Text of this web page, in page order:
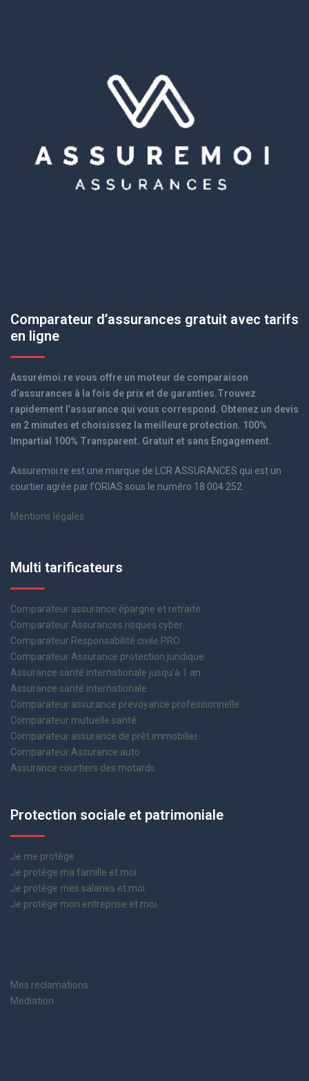
Comparateur d’assurances gratuit avec tarifs
en ligne
Assurémoi.re vous offre un moteur de comparaison
d’assurances à la fois de prix et de garanties.Trouvez
rapidement l’assurance qui vous correspond. Obtenez un devis
en 2 minutes et choisissez la meilleure protection. 100%
Impartial 100% Transparent. Gratuit et sans Engagement.
Assuremoi.re est une marque de LCR ASSURANCES qui est un
courtier agrée par l’ORIAS sous le numéro 18 004 252
Mentions légales
Multi tarificateurs
Comparateur assurance épargne et retraite
Comparateur Assurances risques cyber
Comparateur Responsabilité civile PRO
Comparateur Assurance protection juridique
Assurance santé internationale jusqu’à 1 an
Assurance santé internationale
Comparateur assurance prévoyance professionnelle
Comparateur mutuelle santé
Comparateur assurance de prêt immobilier
Comparateur Assurance auto
Assurance courtiers des motards
Protection sociale et patrimoniale
Je me protège
Je protège ma famille et moi
Je protège mes salaries et moi
Je protège mon entreprise et moi
Mes reclamations
Mediation